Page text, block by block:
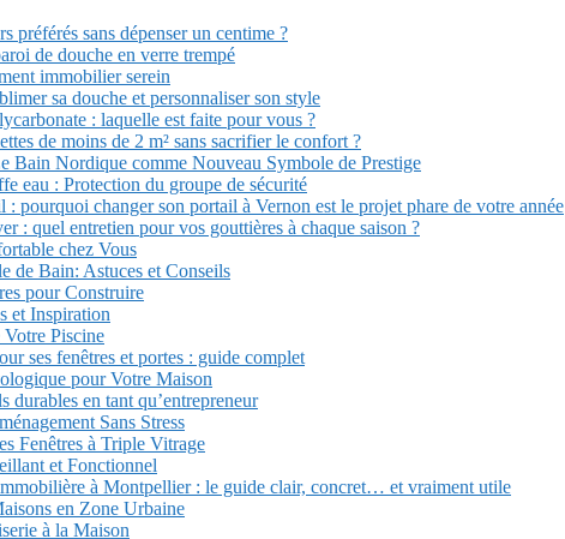
préférés sans dépenser un centime ?
de douche en verre trempé
immobilier serein
sa douche et personnaliser son style
: laquelle est faite pour vous ?
de moins de 2 m² sans sacrifier le confort ?
Bain Nordique comme Nouveau Symbole de Prestige
eau : Protection du groupe de sécurité
: pourquoi changer son portail à Vernon est le projet phare de votre année
: quel entretien pour vos gouttières à chaque saison ?
chez Vous
de Bain: Astuces et Conseils
pour Construire
et Inspiration
Piscine
ses fenêtres et portes : guide complet
pour Votre Maison
durables en tant qu’entrepreneur
Sans Stress
Fenêtres à Triple Vitrage
et Fonctionnel
à Montpellier : le guide clair, concret… et vraiment utile
en Zone Urbaine
à la Maison